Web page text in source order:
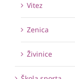
Vitez
Zenica
Živinice